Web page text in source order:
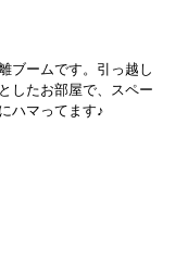
ブームです。引っ越し
したお部屋で、スペー
ハマってます♪